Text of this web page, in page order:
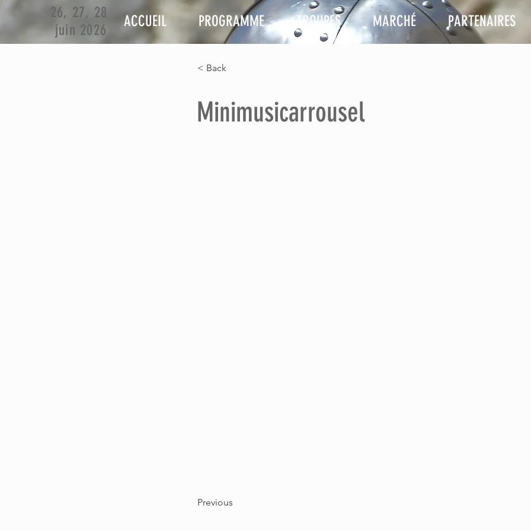
26, 27, 28
juin 2026
ACCUEIL PROGRAMME TROUPES MARCHÉ PARTENAIRES
< Back
Minimusicarrousel
Previous